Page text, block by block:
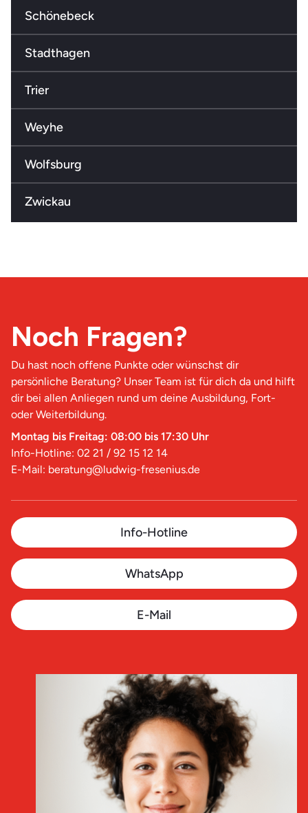
Schönebeck
Stadthagen
Trier
Weyhe
Wolfsburg
Zwickau
Noch Fragen?
Du hast noch offene Punkte oder wünschst dir
persönliche Beratung? Unser Team ist für dich da und hilft
dir bei allen Anliegen rund um deine Ausbildung, Fort-
oder Weiterbildung.
Montag bis Freitag: 08:00 bis 17:30 Uhr
Info-Hotline: 02 21 / 92 15 12 14
E-Mail: beratung@ludwig-fresenius.de
Info-Hotline
WhatsApp
E-Mail